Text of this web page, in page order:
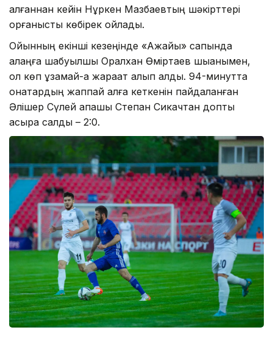
алғаннан кейін Нұркен Мазбаевтың шәкірттері
қорғанысты көбірек ойлады.
Ойынның екінші кезеңінде «Ақжайық» сапында
алаңға шабуылшы Оралхан Өміртаев шыққанымен,
ол көп ұзамай-ақ жарақат алып қалды. 94-минутта
қонақтардың жаппай алға кеткенін пайдаланған
Әлішер Сүлей қақпашы Степан Сикачтан допты
асыра салды – 2:0.